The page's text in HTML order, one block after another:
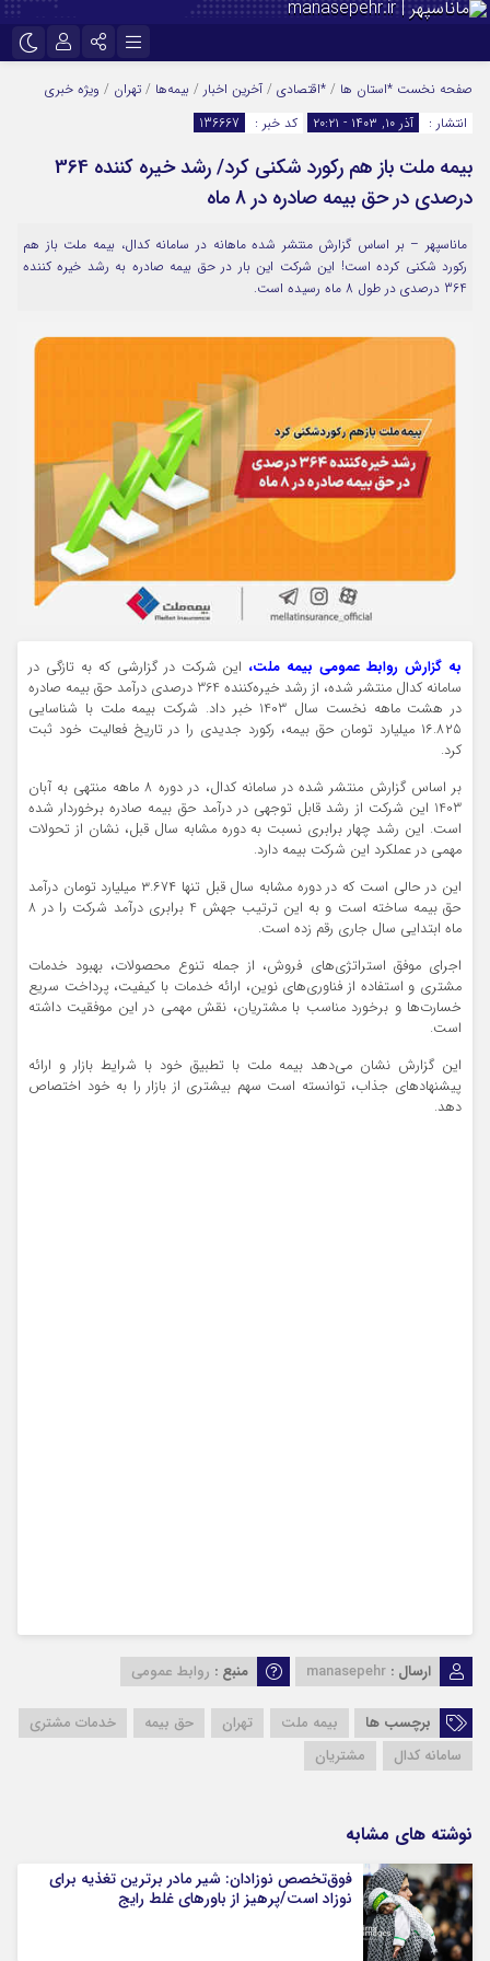
اینستاگرام
تلگرام
سروش
ایتا
آپارات
نام کاربری یا نشانی ایمیل
رمز عبور
مرا به خاطر بسپار
صفحه نخست *استان ها / *اقتصادی / آخرین اخبار / بیمه‌ها / تهران / ویژه خبری
انتشار :
آذر ۱۰, ۱۴۰۳ - ۲۰:۲۱ کد خبر : 136667
بیمه ملت باز هم رکورد شکنی کرد/ رشد خیره کننده 364
درصدی در حق بیمه صادره در 8 ماه
ماناسپهر – بر اساس گزارش منتشر شده ماهانه در سامانه کدال، بیمه ملت باز هم
رکورد شکنی کرده است! این شرکت این بار در حق بیمه صادره به رشد خیره کننده
364 درصدی در طول 8 ماه رسیده است.
به گزارش روابط عمومی بیمه ملت، این شرکت در گزارشی که به تازگی در
سامانه کدال منتشر شده، از رشد خیره‌کننده 364 درصدی درآمد حق بیمه صادره
در هشت ماهه نخست سال 1403 خبر داد. شرکت بیمه ملت با شناسایی
۱۶.۸۲۵ میلیارد تومان حق بیمه، رکورد جدیدی را در تاریخ فعالیت خود ثبت
کرد.
بر اساس گزارش منتشر شده در سامانه کدال، در دوره 8 ماهه منتهی به آبان
1403 این شرکت از رشد قابل توجهی در درآمد حق بیمه صادره برخوردار شده
است. این رشد چهار برابری نسبت به دوره مشابه سال قبل، نشان از تحولات
مهمی در عملکرد این شرکت بیمه دارد.
این در حالی است که در دوره مشابه سال قبل تنها ۳.۶۷۴ میلیارد تومان درآمد
حق بیمه ساخته است و به این ترتیب جهش 4 برابری درآمد شرکت را در ۸
ماه ابتدایی سال جاری رقم زده است.
اجرای موفق استراتژی‌های فروش، از جمله تنوع محصولات، بهبود خدمات
مشتری و استفاده از فناوری‌های نوین، ارائه خدمات با کیفیت، پرداخت سریع
خسارت‌ها و برخورد مناسب با مشتریان، نقش مهمی در این موفقیت داشته
است.
این گزارش نشان می‌دهد بیمه ملت با تطبیق خود با شرایط بازار و ارائه
پیشنهادهای جذاب، توانسته است سهم بیشتری از بازار را به خود اختصاص
دهد.
ارسال : manasepehr منبع : روابط عمومی
برچسب ها بیمه ملت تهران حق بیمه
خدمات مشتری
سامانه کدال
مشتریان
نوشته های مشابه
فوق‌تخصص نوزادان: شیر مادر برترین تغذیه برای
نوزاد است/پرهیز از باورهای غلط رایج